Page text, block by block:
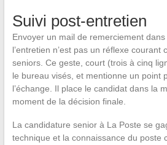
Suivi post-entretien
Envoyer un mail de remerciement
l’entretien n’est pas un réflexe courant
seniors. Ce geste, court (trois à cinq
le bureau visés, et mentionne un point
l’échange. Il place le candidat dans la
moment de la décision finale.
La candidature senior à La Poste se
technique et la connaissance du poste